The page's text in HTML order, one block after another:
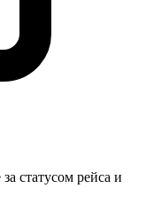
статусом рейса и